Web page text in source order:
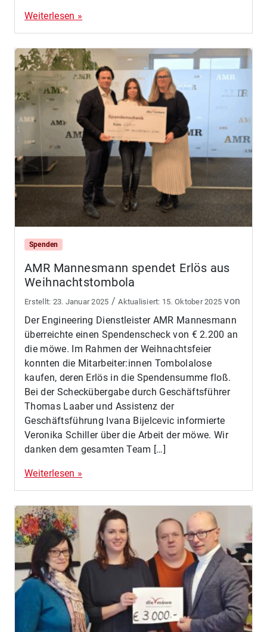
Weiterlesen »
Spenden
AMR Mannesmann spendet Erlös aus
Weihnachtstombola
23. Januar 2025 / 15. Oktober 2025 von
Der Engineering Dienstleister AMR Mannesmann
überreichte einen Spendenscheck von € 2.200 an
die möwe. Im Rahmen der Weihnachtsfeier
konnten die Mitarbeiter:innen Tombolalose
kaufen, deren Erlös in die Spendensumme floß.
Bei der Scheckübergabe durch Geschäftsführer
Thomas Laaber und Assistenz der
Geschäftsführung Ivana Bijelcevic informierte
Veronika Schiller über die Arbeit der möwe. Wir
danken dem gesamten Team […]
Weiterlesen »